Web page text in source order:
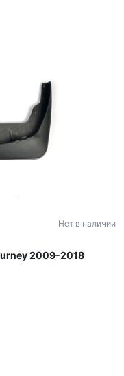
Нет в наличии
2009–2018